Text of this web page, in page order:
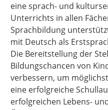
eine sprach- und
Unterrichts in allen
Sprachbildung
mit Deutsch als
Die Bereitstellung der
Bildungschancen von
verbessern, um
eine erfolgreiche
erfolgreichen Lebens-